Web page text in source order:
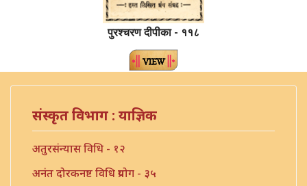
पुरश्चरण दीपीका - ११८
संस्कृत विभाग : याज्ञिक
अतुरसंन्यास विधि - १२
अनंत दोरकनष्ट विधि प्रयोग - ३५